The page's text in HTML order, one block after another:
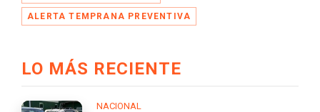
ALERTA TEMPRANA PREVENTIVA
LO MÁS RECIENTE
NACIONAL